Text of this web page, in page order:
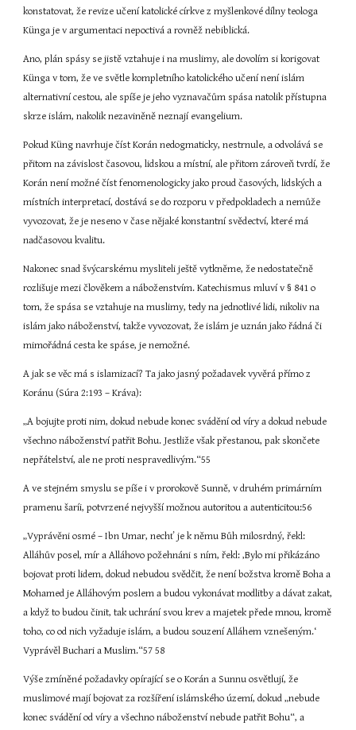
konstatovat, že revize učení katolické církve z myšlenkové dílny teologa
Künga je v argumentaci nepoctivá a rovněž nebiblická.
Ano, plán spásy se jistě vztahuje i na muslimy, ale dovolím si korigovat
Künga v tom, že ve světle kompletního katolického učení není islám
alternativní cestou, ale spíše je jeho vyznavačům spása natolik přístupna
skrze islám, nakolik nezaviněně neznají evangelium.
Pokud Küng navrhuje číst Korán nedogmaticky, nestrnule, a odvolává se
přitom na závislost časovou, lidskou a místní, ale přitom zároveň tvrdí, že
Korán není možné číst fenomenologicky jako proud časových, lidských a
místních interpretací, dostává se do rozporu v předpokladech a nemůže
vyvozovat, že je neseno v čase nějaké konstantní svědectví, které má
nadčasovou kvalitu.
Nakonec snad švýcarskému mysliteli ještě vytkněme, že nedostatečně
rozlišuje mezi člověkem a náboženstvím. Katechismus mluví v § 841 o
tom, že spása se vztahuje na muslimy, tedy na jednotlivé lidi, nikoliv na
islám jako náboženství, takže vyvozovat, že islám je uznán jako řádná či
mimořádná cesta ke spáse, je nemožné.
A jak se věc má s islamizací? Ta jako jasný požadavek vyvěrá přímo z
Koránu (Súra 2:193 – Kráva):
„A bojujte proti nim, dokud nebude konec svádění od víry a dokud nebude
všechno náboženství patřit Bohu. Jestliže však přestanou, pak skončete
nepřátelství, ale ne proti nespravedlivým.“55
A ve stejném smyslu se píše i v prorokově Sunně, v druhém primárním
pramenu šaríi, potvrzené nejvyšší možnou autoritou a autenticitou:56
„Vyprávěni osmé – Ibn Umar, nechť je k němu Bůh milosrdný, řekl:
Alláhův posel, mír a Alláhovo požehnáni s ním, řekl: ‚Bylo mi přikázáno
bojovat proti lidem, dokud nebudou svědčit, že není božstva kromě Boha a
Mohamed je Alláhovým poslem a budou vykonávat modlitby a dávat zakat,
a když to budou činit, tak uchrání svou krev a majetek přede mnou, kromě
toho, co od nich vyžaduje islám, a budou souzení Alláhem vznešeným.‘
Vyprávěl Buchari a Muslim.“57 58
Výše zmíněné požadavky opírající se o Korán a Sunnu osvětlují, že
muslimové mají bojovat za rozšíření islámského území, dokud „nebude
konec svádění od víry a všechno náboženství nebude patřit Bohu“, a